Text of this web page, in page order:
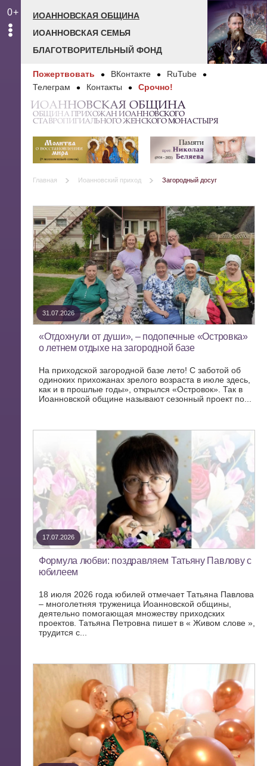
0+
ИОАННОВСКАЯ ОБЩИНА
ИОАННОВСКАЯ СЕМЬЯ
БЛАГОТВОРИТЕЛЬНЫЙ ФОНД
Пожертвовать ВКонтакте
RuTube
Телеграм
Контакты Срочно!
ИОАННОВСКАЯ ОБЩИНА
ОБЩИНА ПРИХОЖАН ИОАННОВСКОГО
СТАВРОПИГИАЛЬНОГО ЖЕНСКОГО МОНАСТЫРЯ
Главная Иоанновский приход Загородный досуг
31.07.2026
«Отдохнули от души», – подопечные «Островка»
о летнем отдыхе на загородной базе
На приходской загородной базе лето! С заботой об
одиноких прихожанах зрелого возраста в июле здесь,
как и в прошлые годы», открылся «Островок». Так в
Иоанновской общине называют сезонный проект по...
17.07.2026
Формула любви: поздравляем Татьяну Павлову с
юбилеем
18 июля 2026 года юбилей отмечает Татьяна Павлова
– многолетняя труженица Иоанновской общины,
деятельно помогающая множеству приходских
проектов. Татьяна Петровна пишет в « Живом слове »,
трудится с...